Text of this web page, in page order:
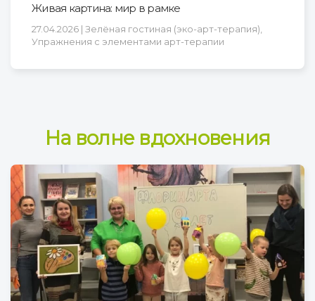
Живая картина: мир в рамке
27.04.2026 | Зелёная гостиная (эко-арт-терапия),
Упражнения с элементами арт-терапии
На волне вдохновения